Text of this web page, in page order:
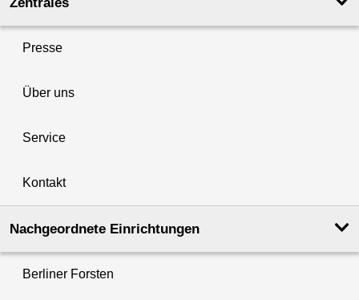
Presse
Über uns
Service
Kontakt
Nachgeordnete Einrichtungen
Berliner Forsten